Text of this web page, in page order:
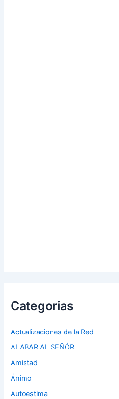
Categorias
Actualizaciones de la Red
ALABAR AL SEÑÓR
Amistad
Ánimo
Autoestima